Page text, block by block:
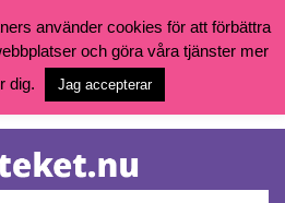
ditt bibliotekskonto eller nå övriga
använder cookies för att förbättra
och göra våra tjänster mer
dig.
Jag accepterar